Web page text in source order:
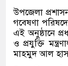
উপজেলা
গবেষণা
এই অনুষ্ঠানে
ও প্রযুক্তি
মাহমুদ আল